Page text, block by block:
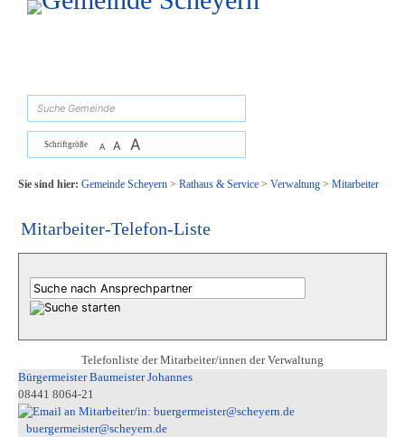
Zum Inhalt, zur Navigationoder zur Startseite springen.
Schriftgröße A A A
Sie sind hier: Gemeinde Scheyern> Rathaus & Service> Verwaltung> Mitarbeiter
Mitarbeiter-Telefon-Liste
Telefonliste der Mitarbeiter/innen der Verwaltung
Bürgermeister Baumeister Johannes
08441 8064-21
buergermeister@scheyern.de